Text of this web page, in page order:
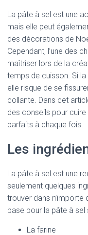
La pâte à sel est une
mais elle peut
des décorations de
Cependant, l’une des
maîtriser lors de la
temps de cuisson. Si
elle risque de se
collante. Dans cet
des conseils pour
parfaits à chaque fois.
Les
La pâte à sel est une
seulement quelques
trouver dans n’importe
base pour la pâte à sel
La farine